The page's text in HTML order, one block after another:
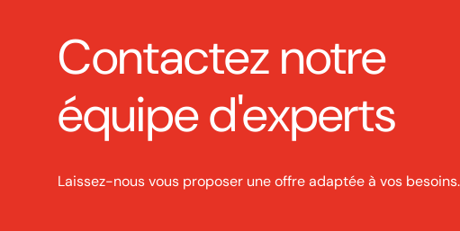
Contactez notre
équipe d'experts
Laissez-nous vous proposer une offre adaptée à vos besoins.